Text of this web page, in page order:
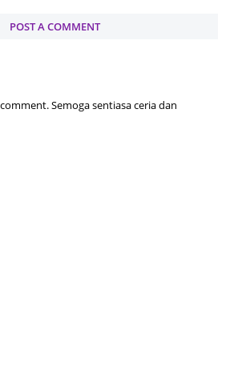
POST A COMMENT
Semoga sentiasa ceria dan